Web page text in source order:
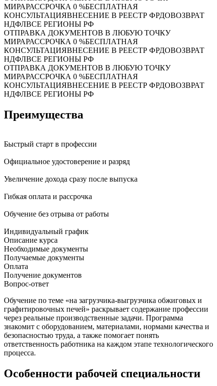
МИРАРАССРОЧКА 0 %БЕСПЛАТНАЯ
КОНСУЛЬТАЦИЯВНЕСЕНИЕ В РЕЕСТР ФРДОВОЗВРАТ
НДФЛВСЕ РЕГИОНЫ РФ
ОТПРАВКА ДОКУМЕНТОВ В ЛЮБУЮ ТОЧКУ
МИРАРАССРОЧКА 0 %БЕСПЛАТНАЯ
КОНСУЛЬТАЦИЯВНЕСЕНИЕ В РЕЕСТР ФРДОВОЗВРАТ
НДФЛВСЕ РЕГИОНЫ РФ
ОТПРАВКА ДОКУМЕНТОВ В ЛЮБУЮ ТОЧКУ
МИРАРАССРОЧКА 0 %БЕСПЛАТНАЯ
КОНСУЛЬТАЦИЯВНЕСЕНИЕ В РЕЕСТР ФРДОВОЗВРАТ
НДФЛВСЕ РЕГИОНЫ РФ
Преимущества
Быстрый старт в профессии
Официальное удостоверение и разряд
Увеличение дохода сразу после выпуска
Гибкая оплата и рассрочка
Обучение без отрыва от работы
Индивидуальный график
Описание курса
Необходимые документы
Получаемые документы
Оплата
Получение документов
Вопрос-ответ
Обучение по теме «на загрузчика-выгрузчика обжиговых и
графитировочных печей» раскрывает содержание профессии
через реальные производственные задачи. Программа
знакомит с оборудованием, материалами, нормами качества и
безопасностью труда, а также помогает понять
ответственность работника на каждом этапе технологического
процесса.
Особенности рабочей специальности